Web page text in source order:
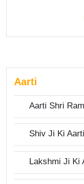
Aarti
Aarti Shri
Shiv Ji Ki Aarti
Lakshmi Ji Ki